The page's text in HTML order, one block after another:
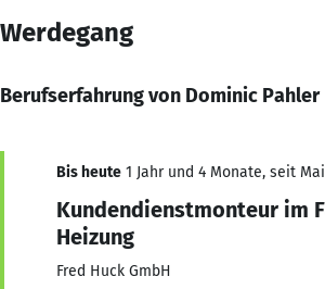
Werdegang
Berufserfahrung von Dominic Pahler
Bis heute 1 Jahr und 4 Monate, seit
Kundendienstmonteur im
Heizung
Fred Huck GmbH